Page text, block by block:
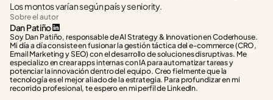
Los montos varían según país y seniority.
Sobre el autor
Dan Patiño
Soy Dan Patiño, responsable de AI Strategy & Innovation en Coderhouse.
Mi día a día consiste en fusionar la gestión táctica del e-commerce (CRO,
Email Marketing y SEO) con el desarrollo de soluciones disruptivas. Me
especializo en crear apps internas con IA para automatizar tareas y
potenciar la innovación dentro del equipo. Creo fielmente que la
tecnología es el mejor aliado de la estrategia. Para profundizar en mi
recorrido profesional, te espero en mi perfil de LinkedIn.